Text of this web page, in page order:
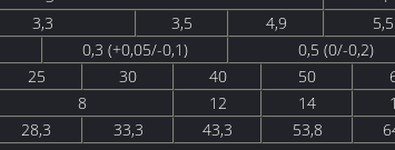
3,3 3,5 4,9
5,5
0,3 (+0,05/-0,1)
0,5 (0/-0,2)
25 30 40 50
8 12 14
28,3 33,3 43,3 53,8